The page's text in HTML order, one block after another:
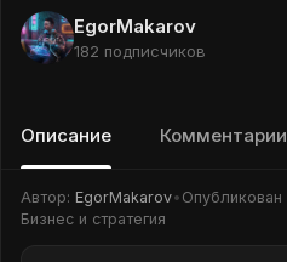
EgorMakarov
182 подписчиков
Описание Комментарии
Автор: EgorMakarov• Опубликован
Бизнес и стратегия